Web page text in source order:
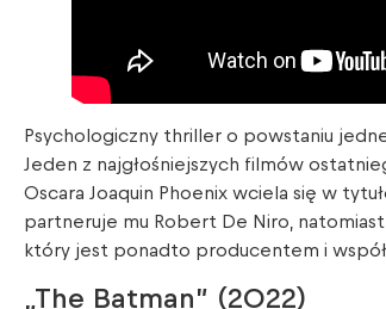
Psychologiczny thriller o powstaniu
Jeden z najgłośniejszych filmów
Oscara Joaquin Phoenix wciela się w
partneruje mu Robert De Niro,
który jest ponadto producentem i
„The Batman” (2022)